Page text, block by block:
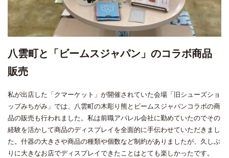
八雲町と「ビームスジャパン」のコラボ商品
販売
私が出店した「クマーケット」が開催されていた会場「旧シューズショ
ップみちがみ」では、八雲町の木彫り熊とビームスジャパンコラボの商
品の販売も行われました。私は前職アパレル会社に勤めていたのでその
経験を活かして商品のディスプレイを全面的に手伝わせていただきまし
た。什器の大きさや商品の種類や個数など制約がありましたが、久しぶ
りに大きなお店でディスプレイできたことはとても楽しかったです。